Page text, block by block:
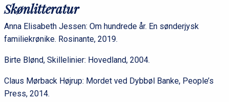
Skønlitteratur
Anna Elisabeth Jessen: Om hundrede år. En sønderjysk
familiekrønike. Rosinante, 2019.
Birte Blønd, Skillelinier: Hovedland, 2004.
Claus Mørback Højrup: Mordet ved Dybbøl Banke, People’s
Press, 2014.